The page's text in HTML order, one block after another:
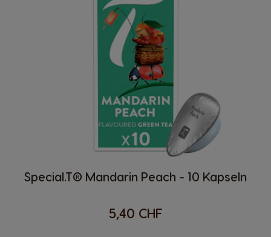
Special.T® Mandarin Peach - 10 Kapseln
5,40 CHF